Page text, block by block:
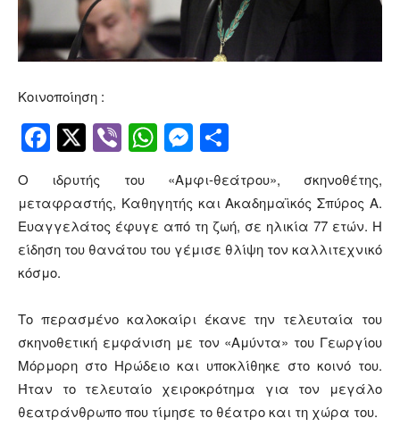
Κοινοποίηση :
Facebook
Twitter
ViberWhatsApp
Messenger
Ο ιδρυτής του «Αμφι-θεάτρου», σκηνοθέτης,
μεταφραστής, Καθηγητής και Ακαδημαϊκός Σπύρος Α.
Ευαγγελάτος έφυγε από τη ζωή, σε ηλικία 77 ετών. Η
είδηση του θανάτου του γέμισε θλίψη τον καλλιτεχνικό
κόσμο.
Το περασμένο καλοκαίρι έκανε την τελευταία του
σκηνοθετική εμφάνιση με τον «Αμύντα» του Γεωργίου
Μόρμορη στο Ηρώδειο και υποκλίθηκε στο κοινό του.
Ήταν το τελευταίο χειροκρότημα για τον μεγάλο
θεατράνθρωπο που τίμησε το θέατρο και τη χώρα του.